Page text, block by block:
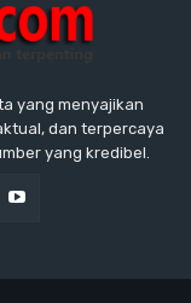
yang menyajikan
dan terpercaya
yang kredibel.